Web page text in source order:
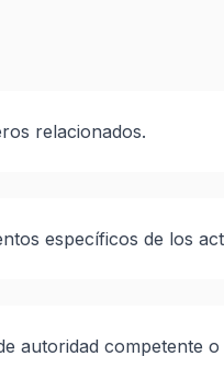
relacionados.
específicos de los
autoridad competente o